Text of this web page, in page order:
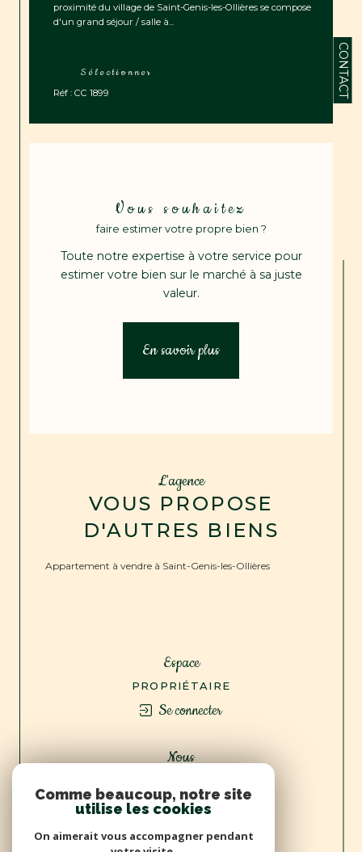
CONTACT
proximité du village de Saint-Genis-les-Ollières se compose
d'un grand séjour / salle à...
Sélectionner
Réf : CC 1899
Vous souhaitez
faire estimer votre propre bien ?
Toute notre expertise à votre service pour
estimer votre bien sur le marché à sa juste
valeur.
En savoir plus
L'agence
VOUS PROPOSE
D'AUTRES BIENS
Appartement à vendre à Saint-Genis-les-Ollières
Espace
PROPRIÉTAIRE
Se connecter
Nous
Comme beaucoup, notre site
utilise les cookies
On aimerait vous accompagner pendant